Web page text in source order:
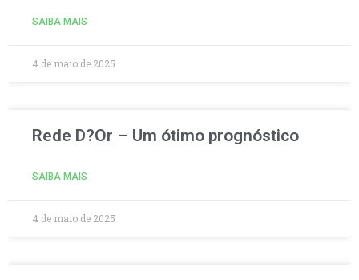
SAIBA MAIS
4 de maio de 2025
Rede D?Or – Um ótimo prognóstico
SAIBA MAIS
4 de maio de 2025